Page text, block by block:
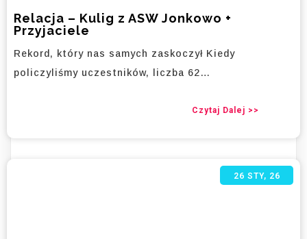
Relacja – Kulig z ASW Jonkowo +
Przyjaciele
Rekord, który nas samych zaskoczył Kiedy
policzyliśmy uczestników, liczba 62…
Czytaj Dalej >>
26 STY, 26